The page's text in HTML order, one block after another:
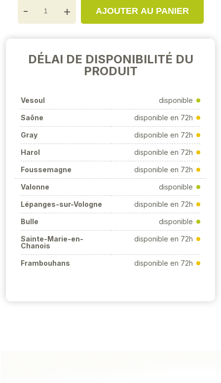
- + AJOUTER AU PANIER
DÉLAI DE DISPONIBILITÉ DU
PRODUIT
Vesoul disponible
Saône disponible en 72h
Gray disponible en 72h
Harol disponible en 72h
Foussemagne disponible en 72h
Valonne disponible
Lépanges-sur-Vologne disponible en 72h
Bulle disponible
Sainte-Marie-en-
Chanois
disponible en 72h
Frambouhans disponible en 72h